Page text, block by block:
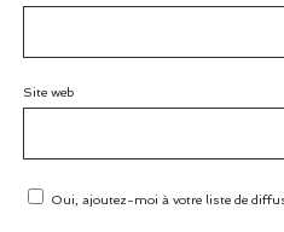
Site web
Oui, ajoutez-moi à votre liste de